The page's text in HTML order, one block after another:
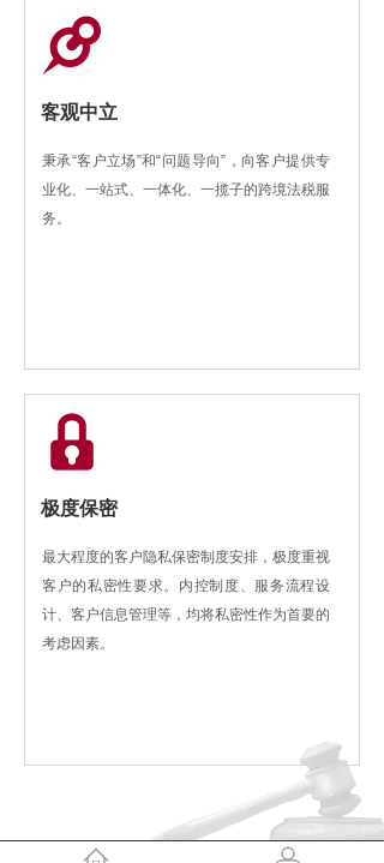
极度保密
最大程度的客户隐私保密制度安排，极度重视
客户的私密性要求。内控制度、服务流程设
计、客户信息管理等，均将私密性作为首要的
考虑因素。
客观中立
秉承“客户立场”和“问题导向”，向客户提供专
业化、一站式、一体化、一揽子的跨境法税服
务。